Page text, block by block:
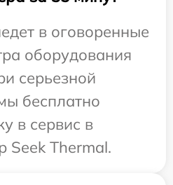
в оговоренные
оборудования
серьезной
бесплатно
в сервис в
Seek Thermal.